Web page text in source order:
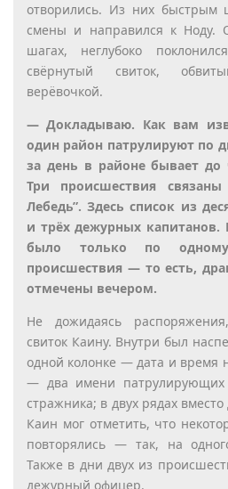
отворились. Из них быстрым
смены и направился к Ноду.
шагах, неглубоко
свёрнутый свиток,
верёвочкой.
— Докладываю. Как вам
один район патрулируют по
за день в районе бывает до
Три происшествия
Лебедь”. Здесь список из
и трёх дежурных
было только по
происшествия — то есть,
отмечены вечером.
Не дожидаясь
свиток Каину. Внутри был
одной колонке — дата и время
— два имени патрулирующих
стражника; в двух рядах
Каин мог отметить, что
повторялись — так, на
Также в дни двух из
дежурный офицер.